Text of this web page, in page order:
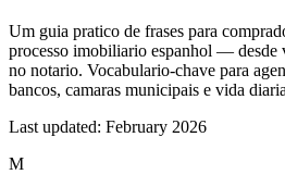
Um guia pratico de frases para
processo imobiliario espanhol — desde
no notario. Vocabulario-chave para
bancos, camaras municipais e vida
Last updated: February 2026
M